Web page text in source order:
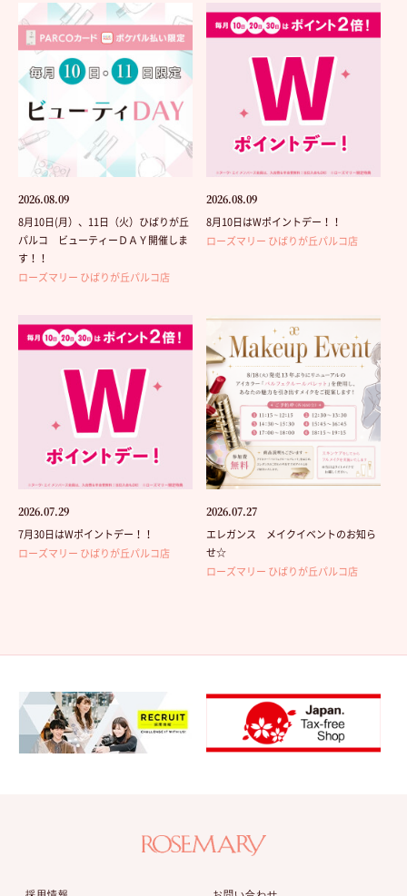
2026.08.09
8月10日(月）、11日（火）ひばりが丘
パルコ ビューティーＤＡＹ開催しま
す！！
ローズマリー ひばりが丘パルコ店
2026.08.09
8月10日はWポイントデー！！
ローズマリー ひばりが丘パルコ店
2026.07.29
7月30日はWポイントデー！！
ローズマリー ひばりが丘パルコ店
2026.07.27
エレガンス メイクイベントのお知ら
せ☆
ローズマリー ひばりが丘パルコ店